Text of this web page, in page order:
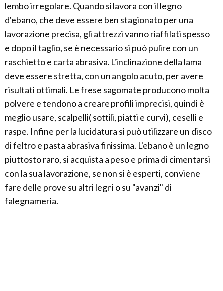
lembo irregolare. Quando si lavora con il legno
d'ebano, che deve essere ben stagionato per una
lavorazione precisa, gli attrezzi vanno riaffilati spesso
e dopo il taglio, se è necessario si può pulire con un
raschietto e carta abrasiva. L'inclinazione della lama
deve essere stretta, con un angolo acuto, per avere
risultati ottimali. Le frese sagomate producono molta
polvere e tendono a creare profili imprecisi, quindi è
meglio usare, scalpelli( sottili, piatti e curvi), ceselli e
raspe. Infine per la lucidatura si può utilizzare un disco
di feltro e pasta abrasiva finissima. L'ebano è un legno
piuttosto raro, si acquista a peso e prima di cimentarsi
con la sua lavorazione, se non si è esperti, conviene
fare delle prove su altri legni o su "avanzi" di
falegnameria.